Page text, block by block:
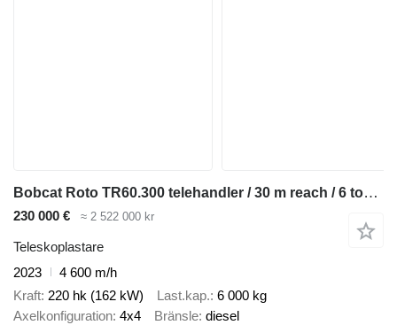
Bobcat Roto TR60.300 telehandler / 30 m reach / 6 tons lift cap / 2023
230 000 € ≈ 2 522 000 kr
Teleskoplastare
2023
4 600 m/h
Kraft 220 hk (162 kW) Last.kap. 6 000 kg
Axelkonfiguration 4x4 Bränsle diesel